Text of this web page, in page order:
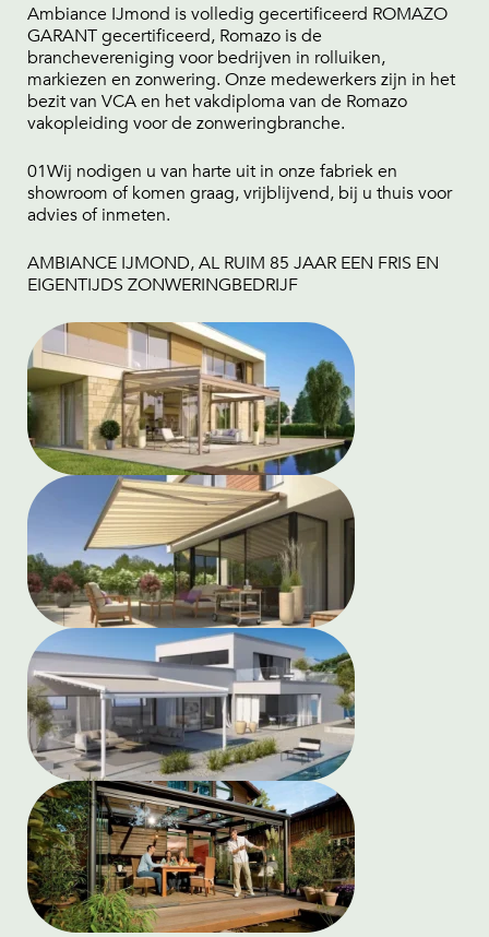
Ambiance IJmond is volledig gecertificeerd ROMAZO
GARANT gecertificeerd, Romazo is de
branchevereniging voor bedrijven in rolluiken,
markiezen en zonwering. Onze medewerkers zijn in het
bezit van VCA en het vakdiploma van de Romazo
vakopleiding voor de zonweringbranche.
01Wij nodigen u van harte uit in onze fabriek en
showroom of komen graag, vrijblijvend, bij u thuis voor
advies of inmeten.
AMBIANCE IJMOND, AL RUIM 85 JAAR EEN FRIS EN
EIGENTIJDS ZONWERINGBEDRIJF